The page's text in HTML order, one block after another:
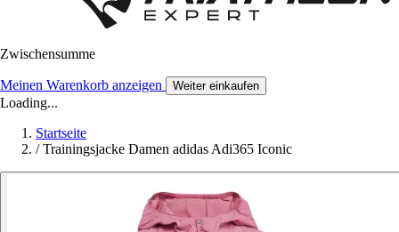
Zwischensumme
Meinen Warenkorb anzeigen Weiter einkaufen
Loading...
Startseite
/ Trainingsjacke Damen adidas Adi365 Iconic